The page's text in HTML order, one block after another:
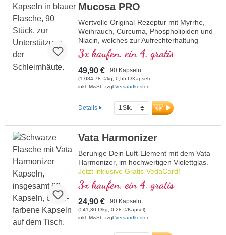
Mucosa PRO
Wertvolle Original-Rezeptur mit Myrrhe,
Weihrauch, Curcuma, Phospholipiden und
Niacin, welches zur Aufrechterhaltung
normaler Schleimhäute beiträgt. Seit über
20 Jahren eigene Produktion in
Deutschland. Dr. med. Michalzik erforscht
seit über 40 Jahren die besten
Pflanzenstoffe und deren Auswirkungen
kommt Ihnen zu Gute für beste
Premiumzutaten und eine gezielte und
3x kaufen, ein 4. gratis
49,90 € 90 Kapseln
(1.084,78 €/kg, 0,55 €/Kapsel)
inkl. MwSt. zzgl Versandkosten
Details
Vata Harmonizer
Beruhige Dein Luft-Element mit dem Vata
Harmonizer, im hochwertigen Violettglas.
Jetzt inklusive Gratis-VedaCard!
3x kaufen, ein 4. gratis
24,90 € 90 Kapseln
(541,30 €/kg, 0,28 €/Kapsel)
inkl. MwSt. zzgl Versandkosten